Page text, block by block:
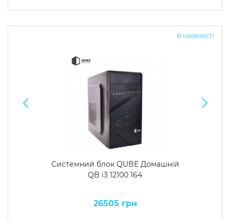
В наявності
Системний блок QUBE Домашній
QB i3 12100 164
26505 грн